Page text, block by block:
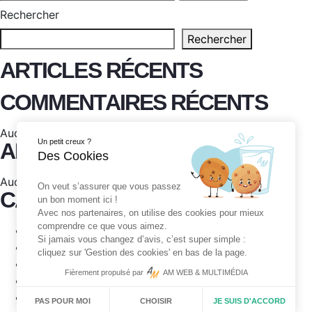
Rechercher
Rechercher
ARTICLES RÉCENTS
COMMENTAIRES RÉCENTS
Aucun commentaire à afficher.
ARCHIVES
Aucune archive à afficher.
CATÉGORIES
Challenge
Championnat
Jeux olympiques
Un petit creux ?
Des Cookies
On veut s’assurer que vous passez
un bon moment ici !
Avec nos partenaires, on utilise des cookies pour mieux
comprendre ce que vous aimez.
Si jamais vous changez d’avis, c’est super simple :
cliquez sur 'Gestion des cookies' en bas de la page.
Fièrement propulsé par AM WEB & MULTIMÉDIA
PAS POUR MOI CHOISIR JE SUIS D'ACCORD